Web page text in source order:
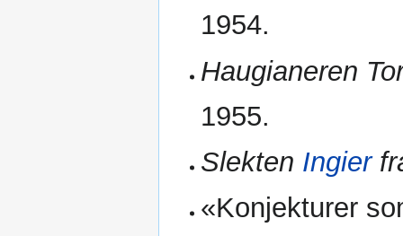
1954.
Haugianeren
1955.
Slekten Ingier
«Konjekturer